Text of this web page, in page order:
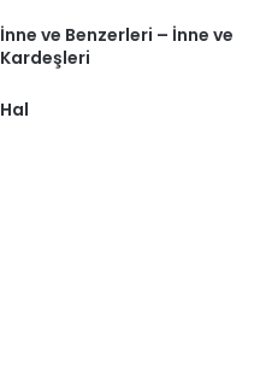
İnne ve Benzerleri – İnne ve
Kardeşleri
Hal